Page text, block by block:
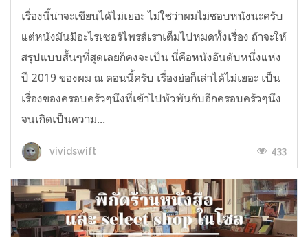
เรื่องนี้น่าจะเขียนได้ไม่เยอะ ไม่ใช่ว่าผมไม่ชอบหนังนะครับ
แต่หนังมันมีอะไรเซอร์ไพรส์เราเต็มไปหมดทั้งเรื่อง ถ้าจะให้
สรุปแบบสั้นๆที่สุดเลยก็คงจะเป็น นี่คือหนังอันดับหนึ่งแห่ง
ปี 2019 ของผม ณ ตอนนี้ครับ เรื่องย่อก็เล่าได้ไม่เยอะ เป็น
เรื่องของครอบครัวๆนึงที่เข้าไปพัวพันกับอีกครอบครัวๆนึง
จนเกิดเป็นความ...
vividswift 433